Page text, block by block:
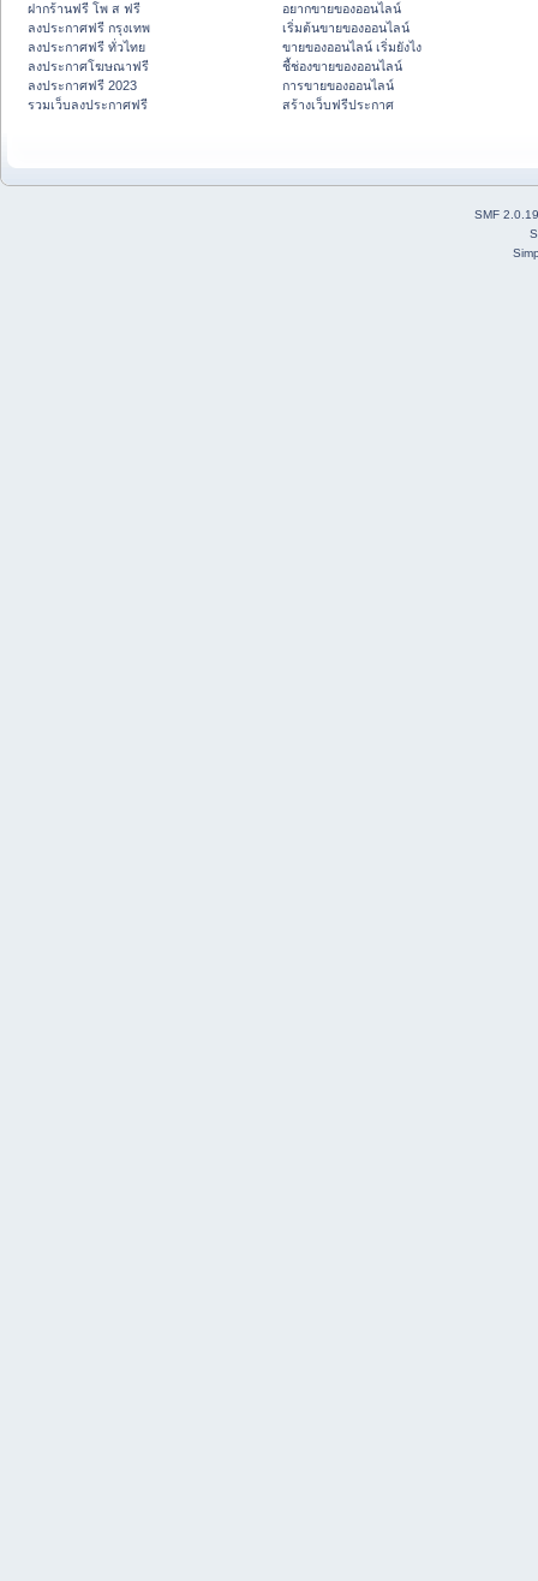
ฝากร้านฟรี โพ ส ฟรี
ลงประกาศฟรี กรุงเทพ
ลงประกาศฟรี ทั่วไทย
ลงประกาศโฆษณาฟรี
ลงประกาศฟรี 2023
รวมเว็บลงประกาศฟรี
อยากขายของออนไลน์
เริ่มต้นขายของออนไลน์
ขายของออนไลน์ เริ่มยังไง
ชี้ช่องขายของออนไลน์
การขายของออนไลน์
สร้างเว็บฟรีประกาศ
SMF 2.0.19